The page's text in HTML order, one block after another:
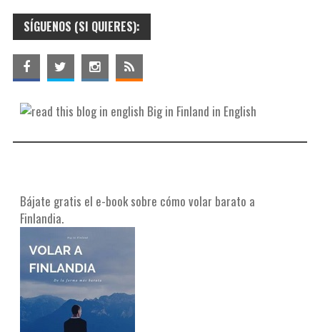
SÍGUENOS (SI QUIERES):
Big in Finland in English
Bájate gratis el e-book sobre cómo volar barato a
Finlandia.